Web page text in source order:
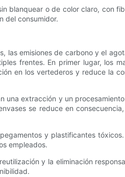
blanquear o de color claro, con
del consumidor.
las emisiones de carbono y el
frentes. En primer lugar, los
en los vertederos y reduce la
extracción y un
se reduce en
y plastificantes
empleados.
y la eliminación